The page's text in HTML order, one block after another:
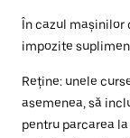
În cazul mașinilor
impozite
Reține: unele
asemenea, să
pentru parcarea